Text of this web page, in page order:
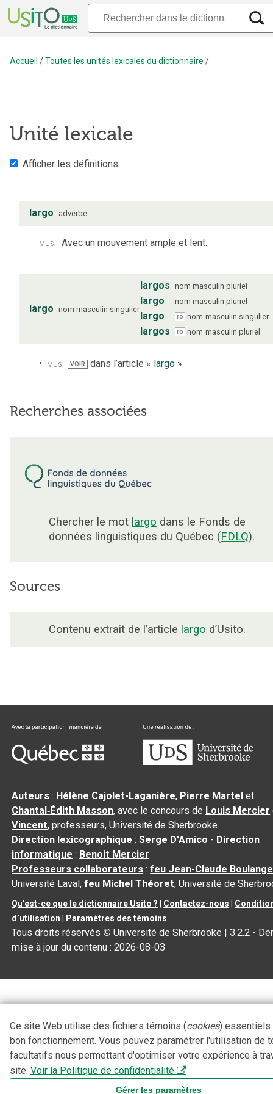
Accueil /Toutes les unités lexicales du dictionnaire /
Unité lexicale
Afficher les définitions
largo adverbe
mus. Avec un mouvement ample et lent.
largo nom masculin singulier
largos nom masculin pluriel
largo nom masculin pluriel
largo ro nom masculin singulier
largos ro nom masculin pluriel
mus. VOIR dans l’article « largo»
Recherches associées
Chercher le mot largo dans le Fonds de
données linguistiques du Québec (FDLQ).
Sources
Contenu extrait de l’article largo d’Usito.
Auteurs : Hélène Cajolet-Laganière, Pierre Martel et
Chantal‑Édith Masson, avec le concours de Louis Mercier
Vincent, professeurs, Université de Sherbrooke
Direction lexicographique :Serge D’Amico - Direction
informatique : Benoit Mercier
Professeurs collaborateurs :feu Jean-Claude
Université Laval,feu Michel Théoret, Université de
Qu’est-ce que le dictionnaire Usito ? Contactez-nous
d’utilisation
Paramètres des témoins
Tous droits réservés © Université de Sherbrooke |3.2.2 -
mise à jour du contenu :2026-08-03
Ce site Web utilise des fichiers témoins (cookies) essentiels
bon fonctionnement. Vous pouvez paramétrer l'utilisation de
facultatifs nous permettant d'optimiser votre expérience à
site. Voir la Politique de confidentialité
Gérer les paramètres